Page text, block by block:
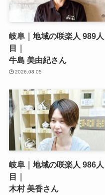
岐阜｜地域の咲楽人 989人
目｜
牛島 美由紀さん
2026.08.05
岐阜｜地域の咲楽人 986人
目｜
木村 美香さん